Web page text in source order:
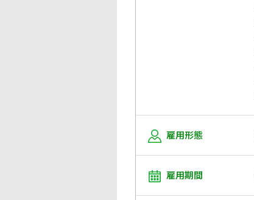
雇用形態
雇用期間